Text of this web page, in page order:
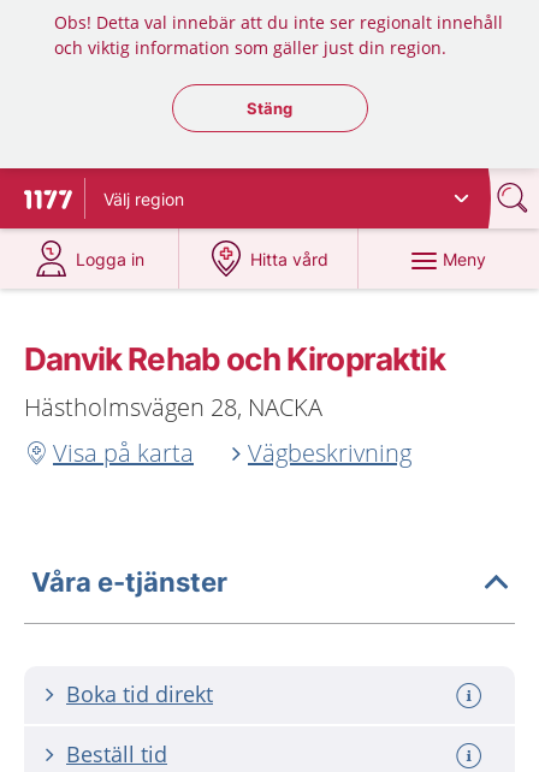
Obs! Detta val innebär att du inte ser regionalt innehåll
och viktig information som gäller just din region.
Stäng regionsväljaren
Stäng
Till startsidan för 1177
Välj region
Logga in
på 1177.se
Hitta vård
på 1177.se
Meny
Danvik Rehab och Kiropraktik
Hästholmsvägen 28, NACKA
Visa på karta
Vägbeskrivning
Våra e-tjänster
Boka tid direkt
Beställ tid